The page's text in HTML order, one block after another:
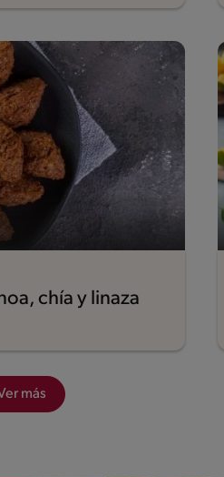
chía y linaza
más